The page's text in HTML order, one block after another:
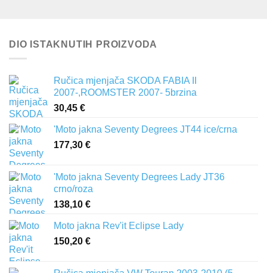
DIO ISTAKNUTIH PROIZVODA
Ručica mjenjača SKODA FABIA II
2007-,ROOMSTER 2007- 5brzina
30,45 €
'Moto jakna Seventy Degrees JT44 ice/crna
177,30 €
'Moto jakna Seventy Degrees Lady JT36
crno/roza
138,10 €
Moto jakna Rev'it Eclipse Lady
150,20 €